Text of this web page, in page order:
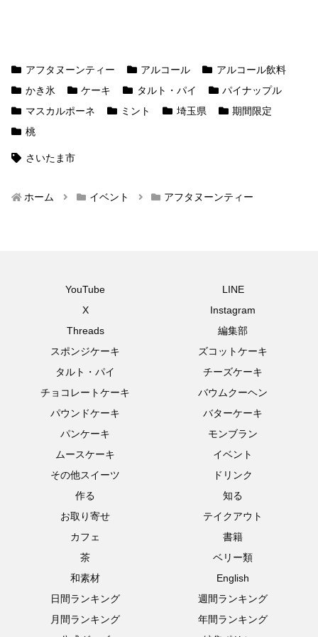
アフタヌーンティー アルコール
アルコール飲料
かき氷
ケーキ タルト・パイ
パイナップル
マスカルポーネ
ミント 埼玉県
期間限定
桃
さいたま市
ホーム イベント アフタヌーンティー
YouTube
LINE
X
Instagram
Threads
編集部
スポンジケーキ
ズコットケーキ
タルト・パイ
チーズケーキ
チョコレートケーキ
バウムクーヘン
パウンドケーキ
バターケーキ
パンケーキ
モンブラン
ムースケーキ
イベント
その他スイーツ
ドリンク
作る
知る
お取り寄せ
テイクアウト
カフェ
書籍
茶
ベリー類
和素材
English
日間ランキング
週間ランキング
月間ランキング
年間ランキング